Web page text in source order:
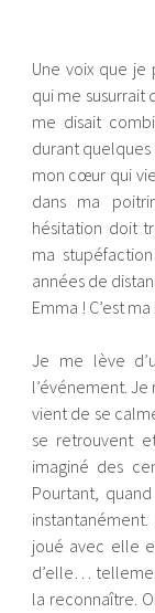
Une voix que je
qui me susurrait
me disait
durant quelques
mon cœur qui
dans ma
hésitation doit
ma
années de
Emma ! C’est
Je me lève
l’événement. Je
vient de se
se retrouvent
imaginé des
Pourtant,
joué avec elle
d’elle…
la reconnaître.